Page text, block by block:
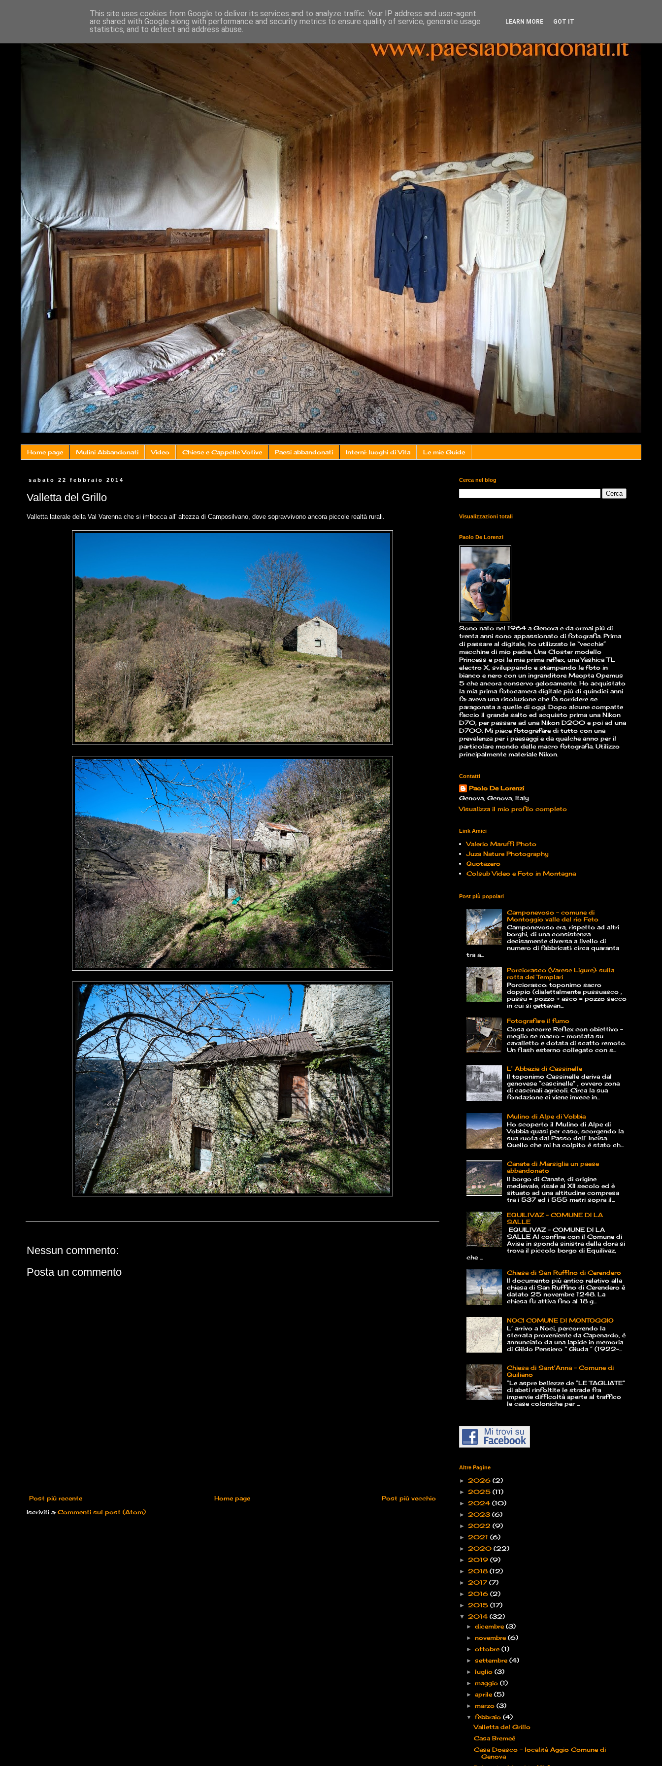
Home page Mulini Abbandonati Video Chiese e Cappelle Votive Paesi abbandonati Interni: luoghi di Vita Le mie Guide
sabato 22 febbraio 2014
Valletta del Grillo
Valletta laterale della Val Varenna che si imbocca all' altezza di Camposilvano, dove sopravvivono ancora piccole realtà rurali.
Nessun commento:
Posta un commento
Post più recente Post più vecchio
Home page
Iscriviti a: Commenti sul post (Atom)
Cerca nel blog
Visualizzazioni totali
Paolo De Lorenzi
Sono nato nel 1964 a Genova e da ormai più di
trenta anni sono appassionato di fotografia. Prima
di passare al digitale, ho utilizzato le “vecchie”
macchine di mio padre. Una Closter modello
Princess e poi la mia prima reflex, una Yashica TL
electro X, sviluppando e stampando le foto in
bianco e nero con un ingranditore Meopta Opemus
5 che ancora conservo gelosamente. Ho acquistato
la mia prima fotocamera digitale più di quindici anni
fa: aveva una risoluzione che fa sorridere se
paragonata a quelle di oggi. Dopo alcune compatte
faccio il grande salto ed acquisto prima una Nikon
D70, per passare ad una Nikon D200 e poi ad una
D700. Mi piace fotografare di tutto con una
prevalenza per i paesaggi e da qualche anno per il
particolare mondo delle macro fotografia. Utilizzo
principalmente materiale Nikon.
Contatti
Paolo De Lorenzi
Genova, Genova, Italy
Visualizza il mio profilo completo
Link Amici
Valerio Maruffi Photo
Juza Nature Photography
Quotazero
Colsub Video e Foto in Montagna
Post più popolari
Camponevoso - comune di
Montoggio valle del rio Feto
Camponevoso era, rispetto ad altri
borghi, di una consistenza
decisamente diversa a livello di
numero di fabbricati: circa quaranta
tra a...
Porciorasco (Varese Ligure): sulla
rotta dei Templari
Porciorasco: toponimo sacro
doppio (dialettalmente pussuasco ,
pussu = pozzo + asco = pozzo secco
in cui si gettavan...
Fotografare il fumo
Cosa occorre Reflex con obiettivo –
meglio se macro – montata su
cavalletto e dotata di scatto remoto.
Un flash esterno collegato con s...
L' Abbazia di Cassinelle
Il toponimo Cassinelle deriva dal
genovese “cascinelle” , ovvero zona
di cascinali agricoli. Circa la sua
fondazione ci viene invece in...
Mulino di Alpe di Vobbia
Ho scoperto il Mulino di Alpe di
Vobbia quasi per caso, scorgendo la
sua ruota dal Passo dell’ Incisa.
Quello che mi ha colpito è stato ch...
Canate di Marsiglia un paese
abbandonato
Il borgo di Canate, di origine
medievale, risale al XII secolo ed è
situato ad una altitudine compresa
tra i 537 ed i 555 metri sopra il...
EQUILIVAZ – COMUNE DI LA
SALLE
EQUILIVAZ – COMUNE DI LA
SALLE Al confine con il Comune di
Avise in sponda sinistra della dora si
trova il piccolo borgo di Equilivaz,
che ...
Chiesa di San Ruffino di Cerendero
Il documento più antico relativo alla
chiesa di San Ruffino di Cerendero è
datato 25 novembre 1248. La
chiesa fu attiva fino al 18 g...
NOCI COMUNE DI MONTOGGIO
L’ arrivo a Noci, percorrendo la
sterrata proveniente da Capenardo, è
annunciato da una lapide in memoria
di Gildo Pensiero “ Giuda ” (1922-...
Chiesa di Sant'Anna - Comune di
Quiliano
“Le aspre bellezze de “LE TAGLIATE”
di abeti rinfoltite le strade fra
impervie difficoltà aperte al traffico
le case coloniche per ...
Altre Pagine
► 2026 (2)
► 2025 (11)
► 2024 (10)
► 2023 (6)
► 2022 (9)
► 2021 (6)
► 2020 (22)
► 2019 (9)
► 2018 (12)
► 2017 (7)
► 2016 (2)
► 2015 (17)
▼ 2014 (32)
►dicembre(3)
►novembre(6)
►ottobre(1)
►settembre(4)
►luglio(3)
►maggio(1)
►aprile(5)
►marzo(3)
▼febbraio(4)
Valletta del Grillo
Casa Bremeè
Casa Doasco – località Aggio Comune di
Genova
This site uses cookies from Google to deliver its services and to analyze traffic. Your IP address and user-agent
are shared with Google along with performance and security metrics to ensure quality of service, generate usage
statistics, and to detect and address abuse.
LEARN MORE GOT IT